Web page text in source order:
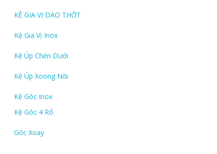
KỆ GIA VỊ DAO THỚT
Kệ Gia Vị Inox
Kệ Úp Chén Dưới
Kệ Úp Xoong Nồi
Kệ Góc Inox
Kệ Góc 4 Rổ
Góc Xoay